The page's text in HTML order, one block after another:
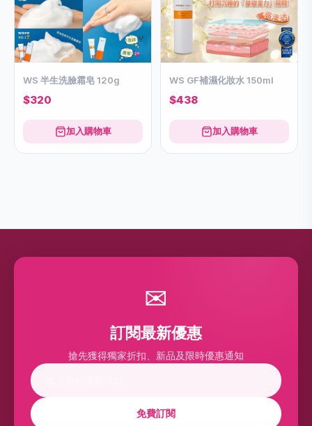
WS 半生洗臉霜皂 120g
$320
加入購物車
WS GF補濕化妝水 150ml
$438
加入購物車
✉
訂閱最新優惠
搶先獲得獨家折扣、新品及限時優惠通知
免費訂閱